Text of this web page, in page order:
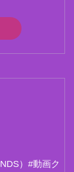
）#動画ク